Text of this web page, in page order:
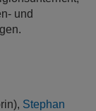
und
Stephan